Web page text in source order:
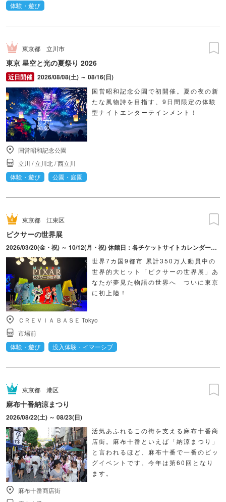
体験・遊び
東京都 立川市
東京 星空と光の夏祭り 2026
2026/08/08(土) ～ 08/16(日)
国営昭和記念公園で初開催。夏の夜の新
たな風物詩を目指す、9日間限定の体験
型ナイトエンターテインメント！
国営昭和記念公園
立川 /立川北/西立川
体験・遊び
公園・庭園
東京都 江東区
ピクサーの世界展
2026/03/20(金・祝) ～ 10/12(月・祝) 休館日：各チケットサイトカレンダーにてご確認ください。
世界7カ国9都市 累計350万人動員中の
世界的大ヒット「ピクサーの世界展」あ
なたが夢見た物語の世界へ ついに東京
に初上陸！
ＣＲＥＶＩＡ ＢＡＳＥ Tokyo
市場前
体験・遊び
没入体験・イマーシブ
東京都 港区
麻布十番納涼まつり
2026/08/22(土) ～ 08/23(日)
活気あふれるこの街を支える麻布十番商
店街。麻布十番といえば「納涼まつり」
と言われるほど、麻布十番で一番のビッ
グイベントです。今年は第60回となり
ます。
麻布十番商店街